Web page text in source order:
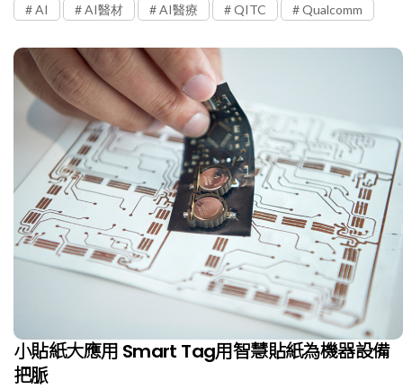
AI AI醫材 AI醫療 QITC Qualcomm
小貼紙大應用 Smart Tag用智慧貼紙為機器設備
把脈